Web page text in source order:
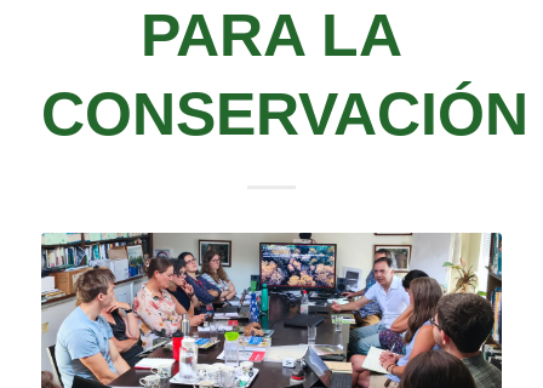
PARA LA
CONSERVACIÓN